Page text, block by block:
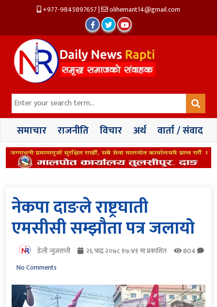
+977-9845897657| olihemant14@gmail.com
समाचार राजनीति विचार अर्थ वार्ता / संवाद
नेकपा दाङले राष्ट्रघाती
एमसीसी सम्झौता पत्र जलायो
डेली न्युजराप्ती २६ भाद्र २०७८ १७:४१ मा प्रकाशित
804
No Comments